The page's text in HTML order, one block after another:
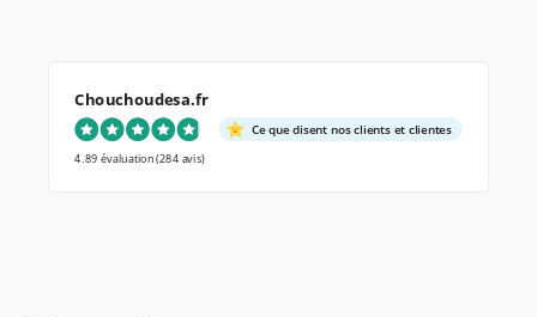
Chouchoudesa.fr
Ce que disent nos clients et clientes
4.89 évaluation(284 avis)